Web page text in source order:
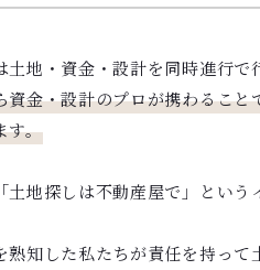
土地・資金・設計を同時進行で
資金・設計のプロが携わるこ
す。
土地探しは不動産屋で」とい
熟知した私たちが責任を持っ